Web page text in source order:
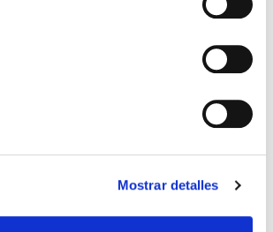
Mostrar detalles
DE VAINILLA (300G)